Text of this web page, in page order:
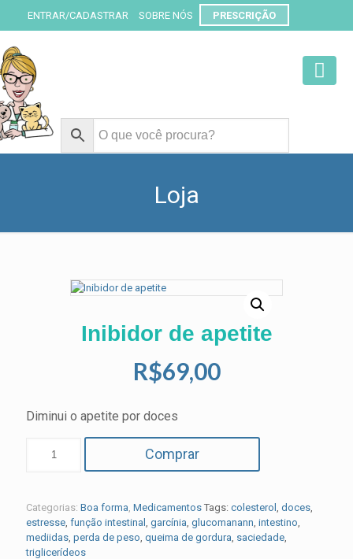
ENTRAR/CADASTRAR SOBRE NÓS PRESCRIÇÃO
Loja
Inibidor de apetite
R$69,00
Diminui o apetite por doces
Comprar
Categorias: Boa forma, Medicamentos Tags: colesterol , doces,
estresse, função intestinal , garcínia, glucomanann, intestino,
mediidas, perda de peso, queima de gordura, saciedade,
triglicerídeos